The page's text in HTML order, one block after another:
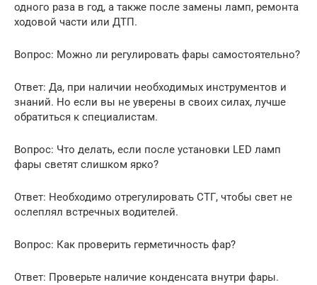
одного раза в год, а также после замены ламп, ремонта
ходовой части или ДТП.
Вопрос: Можно ли регулировать фары самостоятельно?
Ответ: Да, при наличии необходимых инструментов и
знаний. Но если вы не уверены в своих силах, лучше
обратиться к специалистам.
Вопрос: Что делать, если после установки LED ламп
фары светят слишком ярко?
Ответ: Необходимо отрегулировать СТГ, чтобы свет не
ослеплял встречных водителей.
Вопрос: Как проверить герметичность фар?
Ответ: Проверьте наличие конденсата внутри фары.